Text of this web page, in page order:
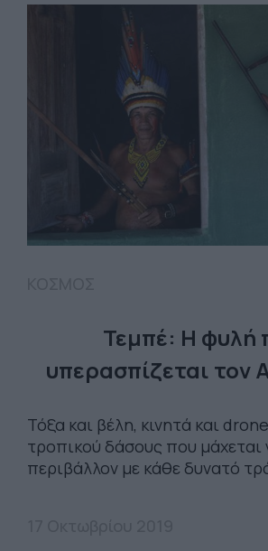
Τεμπέ: Η φυλή
υπερασπίζεται τον
Τόξα και βέλη, κινητά και
τροπικού δάσους που μάχεται
περιβάλλον με κάθε δυνατό